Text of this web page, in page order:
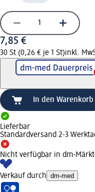
7,85 €
30 St (0,26 € je 1 St)inkl.
In den Warenkorb
Lieferbar
Standardversand 2-3
Nicht verfügbar in dm-
Verkauf durch dm-med